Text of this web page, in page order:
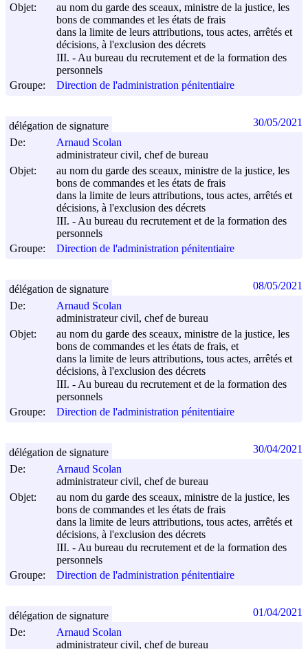
Objet:
au nom du garde des sceaux, ministre de la justice, les
bons de commandes et les états de frais
dans la limite de leurs attributions, tous actes, arrêtés et
décisions, à l'exclusion des décrets
III. - Au bureau du recrutement et de la formation des
personnels
Groupe:
Direction de l'administration pénitentiaire
De:
Arnaud Scolan
administrateur civil, chef de bureau
Objet:
au nom du garde des sceaux, ministre de la justice, les
bons de commandes et les états de frais
dans la limite de leurs attributions, tous actes, arrêtés et
décisions, à l'exclusion des décrets
III. - Au bureau du recrutement et de la formation des
personnels
Groupe:
Direction de l'administration pénitentiaire
délégation de signature 30/05/2021
De:
Arnaud Scolan
administrateur civil, chef de bureau
Objet:
au nom du garde des sceaux, ministre de la justice, les
bons de commandes et les états de frais, et
dans la limite de leurs attributions, tous actes, arrêtés et
décisions, à l'exclusion des décrets
III. - Au bureau du recrutement et de la formation des
personnels
Groupe:
Direction de l'administration pénitentiaire
délégation de signature 08/05/2021
De:
Arnaud Scolan
administrateur civil, chef de bureau
Objet:
au nom du garde des sceaux, ministre de la justice, les
bons de commandes et les états de frais
dans la limite de leurs attributions, tous actes, arrêtés et
décisions, à l'exclusion des décrets
III. - Au bureau du recrutement et de la formation des
personnels
Groupe:
Direction de l'administration pénitentiaire
délégation de signature 30/04/2021
De:
Arnaud Scolan
administrateur civil, chef de bureau
délégation de signature 01/04/2021